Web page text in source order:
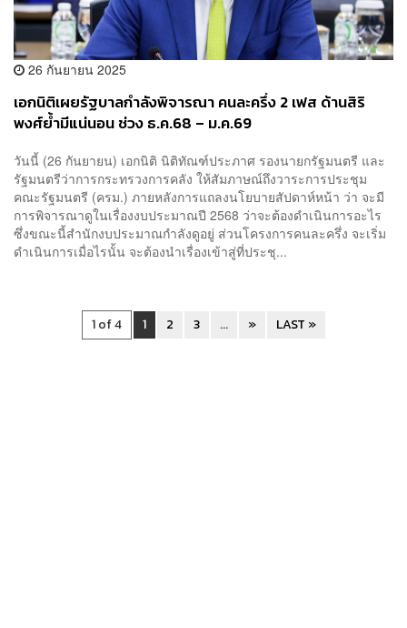
26 กันยายน 2025
เอกนิติเผยรัฐบาลกำลังพิจารณา คนละครึ่ง 2 เฟส ด้านสิริ
พงศ์ย้ำมีแน่นอน ช่วง ธ.ค.68 – ม.ค.69
วันนี้ (26 กันยายน) เอกนิติ นิติทัณฑ์ประภาศ รองนายกรัฐมนตรี และ
รัฐมนตรีว่าการกระทรวงการคลัง ให้สัมภาษณ์ถึงวาระการประชุม
คณะรัฐมนตรี (ครม.) ภายหลังการแถลงนโยบายสัปดาห์หน้า ว่า จะมี
การพิจารณาดูในเรื่องงบประมาณปี 2568 ว่าจะต้องดำเนินการอะไร
ซึ่งขณะนี้สำนักงบประมาณกำลังดูอยู่ ส่วนโครงการคนละครึ่ง จะเริ่ม
ดำเนินการเมื่อไรนั้น จะต้องนำเรื่องเข้าสู่ที่ประชุ...
1 of 4 1 2 3 ... » LAST »